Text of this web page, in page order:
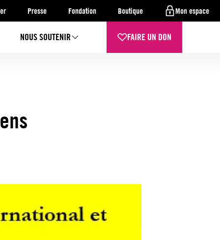
Presse Fondation Boutique Mon espace
NOUS SOUTENIR FAIRE UN DON